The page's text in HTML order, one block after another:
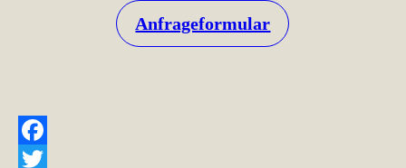
Anfrageformular
Facebook